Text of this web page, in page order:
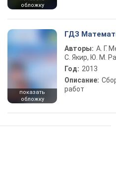
обложку
показать
обложку
ГДЗ
Авторы: А. Г.
С. Якир, Ю. М.
Год: 2013
Описание:
работ